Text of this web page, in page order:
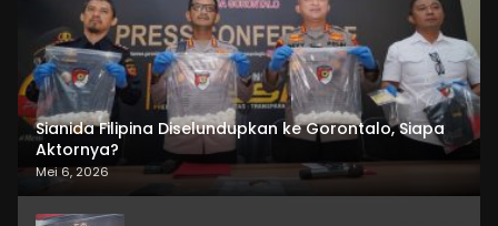
Sianida Filipina Diselundupkan ke Gorontalo, Siapa
Aktornya?
Mei 6, 2026